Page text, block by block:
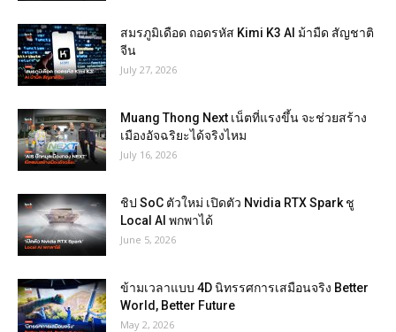
สมรภูมิเดือด ถอดรหัส Kimi K3 AI ม้ามืด สัญชาติ
จีน
July 27, 2026
Muang Thong Next เน็ตที่แรงขึ้น จะช่วยสร้าง
เมืองอัจฉริยะได้จริงไหม
July 16, 2026
ชิป SoC ตัวใหม่ เปิดตัว Nvidia RTX Spark ชู
Local AI พกพาได้
June 5, 2026
ข้ามเวลาแบบ 4D นิทรรศการเสมือนจริง Better
World, Better Future
May 2, 2026